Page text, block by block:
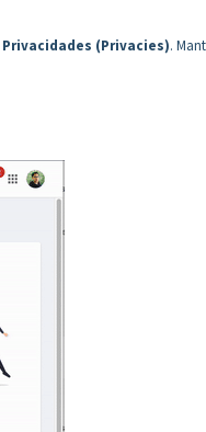
Privacidades (Privacies).